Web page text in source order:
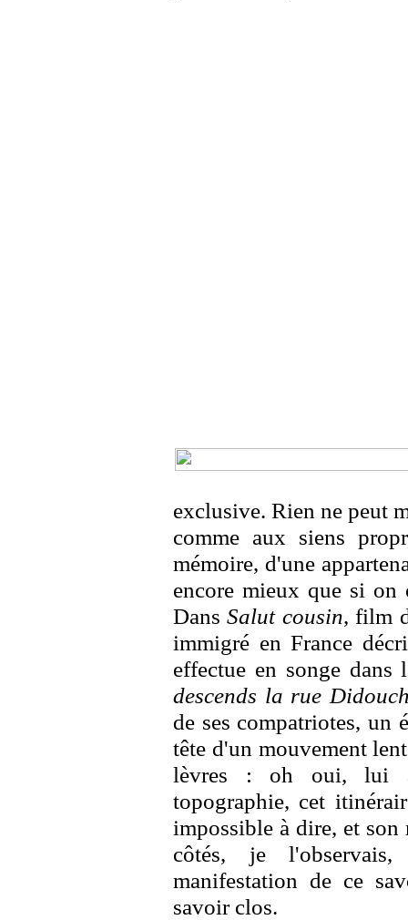
exclusive. Rien ne peut
comme aux siens
mémoire, d'une
encore mieux que si on
DansSalut cousin, film
immigré en France
effectue en songe
descends la rue
de ses compatriotes,
tête d'un mouvement
lèvres : oh oui, lui
topographie, cet
impossible à dire, et
côtés, je
manifestation de ce
savoir clos.